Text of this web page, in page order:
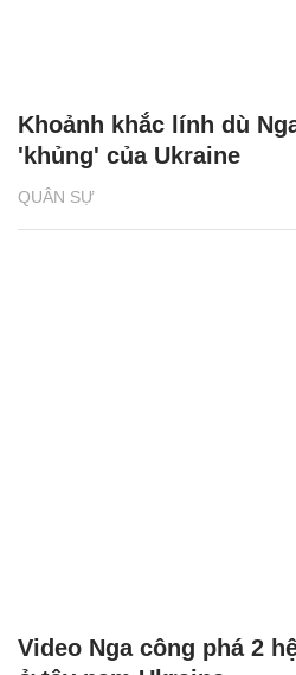
QUÂN SỰ
Khoảnh khắc lính dù
'khủng' của Ukraine
Video Nga công phá 2